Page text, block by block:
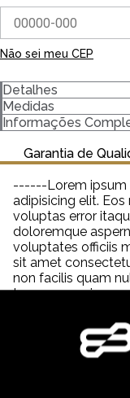
Não sei meu CEP
Detalhes
- Modelagem
- Unissex
- 100% algodão
- Gola canelada 3
- Gramatura 255 g/
Importante saber:
-As cores podem
monitor ou
-Em produtos de
3%.
Medidas
Informações
Garantia de
------Lorem ipsum
adipisicing elit.
voluptas error
doloremque
voluptates officiis
sit amet
non facilis quam
tempora veniam
saepe neque
ipsum dolor sit
distinctio adipisci
cupiditate